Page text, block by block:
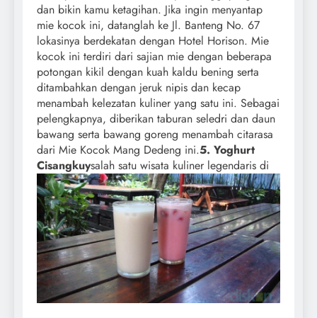
dan bikin kamu ketagihan. Jika ingin menyantap
mie kocok ini, datanglah ke Jl. Banteng No. 67
lokasinya berdekatan dengan Hotel Horison. Mie
kocok ini terdiri dari sajian mie dengan beberapa
potongan kikil dengan kuah kaldu bening serta
ditambahkan dengan jeruk nipis dan kecap
menambah kelezatan kuliner yang satu ini. Sebagai
pelengkapnya, diberikan taburan seledri dan daun
bawang serta bawang goreng menambah citarasa
dari Mie Kocok Mang Dedeng ini.5. Yoghurt
Cisangkuysalah satu wisata kuliner legendaris di